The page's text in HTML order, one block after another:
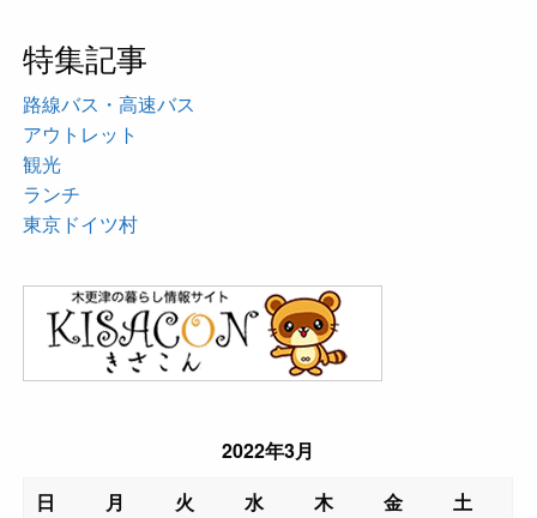
特集記事
路線バス・高速バス
アウトレット
観光
ランチ
東京ドイツ村
2022年3月
日
月 火 水 木 金
土